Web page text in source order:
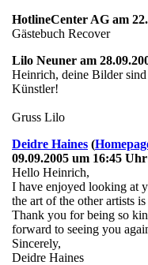
HotlineCenter AG am
Gästebuch Recover
Lilo Neuner am
Heinrich, deine Bilder
Künstler!
Gruss Lilo
Deidre Haines (
09.09.2005 um 16:45
Hello Heinrich,
I have enjoyed looking at
the art of the other artists
Thank you for being so
forward to seeing you
Sincerely,
Deidre Haines